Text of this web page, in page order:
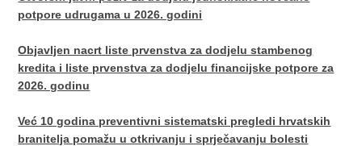
potpore udrugama u 2026. godini
Objavljen nacrt liste prvenstva za dodjelu stambenog
kredita i liste prvenstva za dodjelu financijske potpore za
2026. godinu
Već 10 godina preventivni sistematski pregledi hrvatskih
branitelja pomažu u otkrivanju i sprječavanju bolesti